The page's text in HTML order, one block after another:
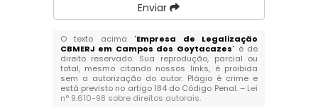
Enviar
O texto acima "Empresa de Legalização
CBMERJ em Campos dos Goytacazes" é de
direito reservado. Sua reprodução, parcial ou
total, mesmo citando nossos links, é proibida
sem a autorização do autor. Plágio é crime e
está previsto no artigo 184 do Código Penal. – Lei
n° 9.610-98 sobre direitos autorais.